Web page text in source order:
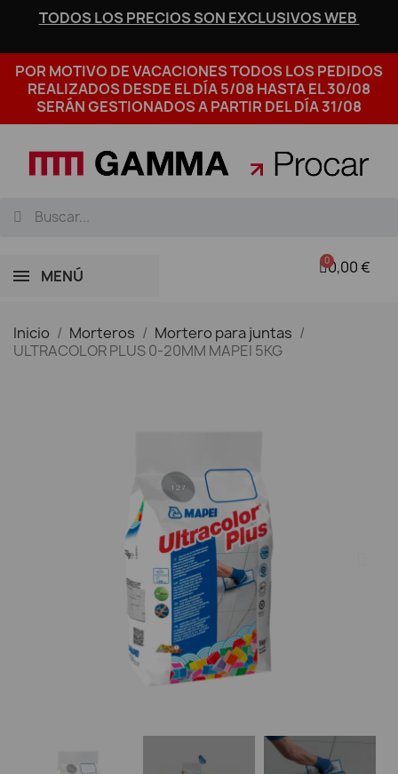
TODOS LOS PRECIOS SON EXCLUSIVOS WEB
POR MOTIVO DE VACACIONES TODOS LOS PEDIDOS
REALIZADOS DESDE EL DÍA 5/08 HASTA EL 30/08
SERÁN GESTIONADOS A PARTIR DEL DÍA 31/08
MENÚ 0,00 €
Inicio Morteros
Mortero para juntas
ULTRACOLOR PLUS 0-20MM MAPEI 5KG